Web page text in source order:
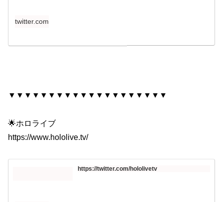
twitter.com
▼▼▼▼▼▼▼▼▼▼▼▼▼▼▼▼▼▼▼▼
🌟ホロライブ
https://www.hololive.tv/​​​
https://twitter.com/hololivetv